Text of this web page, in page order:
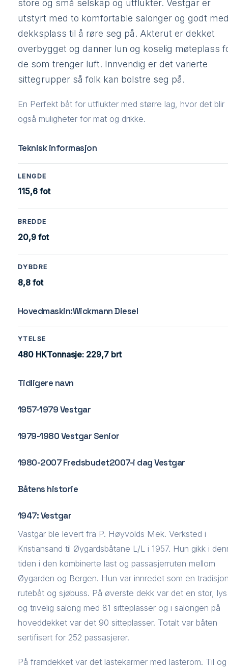
store og små selskap og utflukter. Vestgar er
utstyrt med to komfortable salonger og godt
dekksplass til å røre seg på. Akterut er dekket
overbygget og danner lun og koselig møteplass
de som trenger luft. Innvendig er det varierte
sittegrupper så folk kan bolstre seg på.
En Perfekt båt for utflukter med større lag, hvor det blir
også muligheter for mat og drikke.
Teknisk informasjon
LENGDE
115,6 fot
BREDDE
20,9 fot
DYBDRE
8,8 fot
Hovedmaskin:Wickmann Diesel
YTELSE
480 HKTonnasje: 229,7 brt
Tidligere navn
1957-1979 Vestgar
1979-1980 Vestgar Senior
1980-2007 Fredsbudet2007-i dag Vestgar
Båtens historie
1947: Vestgar
Vastgar ble levert fra P. Høyvolds Mek. Verksted i
Kristiansand til Øygardsbåtane L/L i 1957. Hun gikk i
tiden i den kombinerte last og passasjerruten mellom
Øygarden og Bergen. Hun var innredet som en
rutebåt og sjøbuss. På øverste dekk var det en stor, lys
og trivelig salong med 81 sitteplasser og i salongen på
hoveddekket var det 90 sitteplasser. Totalt var båten
sertifisert for 252 passasjerer.
På framdekket var det lastekarmer med lasterom. Til og